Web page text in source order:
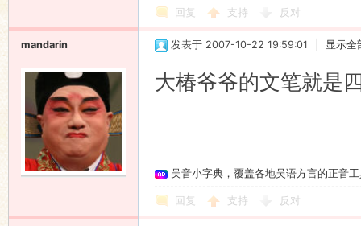
回复 支持 反对
mandarin 发表于 2007-10-22 19:59:01 显示全
大椿爷爷的文笔就
吴音小字典，覆盖各地吴语方言的正音
回复 支持 反对